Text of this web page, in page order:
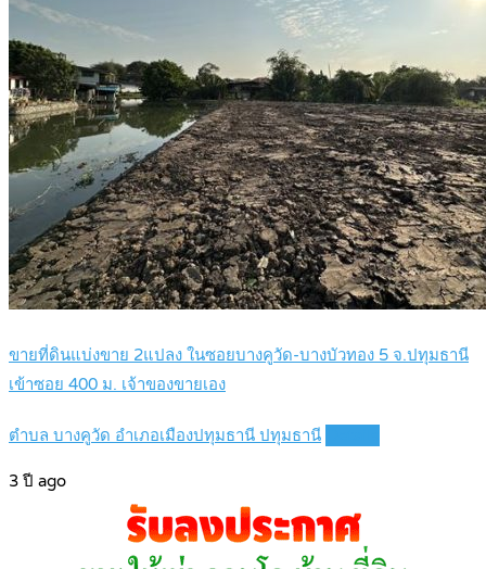
ขายที่ดินแบ่งขาย 2แปลง ในซอยบางคูวัด-บางบัวทอง 5 จ.ปทุมธานี
เข้าซอย 400 ม. เจ้าของขายเอง
ตำบล บางคูวัด อำเภอเมืองปทุมธานี ปทุมธานี
3 ปี ago